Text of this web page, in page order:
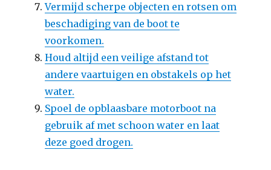
Vermijd scherpe objecten en rotsen om
beschadiging van de boot te
voorkomen.
Houd altijd een veilige afstand tot
andere vaartuigen en obstakels op het
water.
Spoel de opblaasbare motorboot na
gebruik af met schoon water en laat
deze goed drogen.